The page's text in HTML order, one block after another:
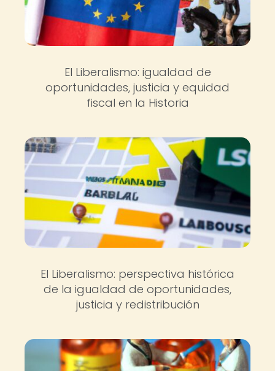
El Liberalismo: igualdad de
oportunidades, justicia y equidad
fiscal en la Historia
El Liberalismo: perspectiva histórica
de la igualdad de oportunidades,
justicia y redistribución